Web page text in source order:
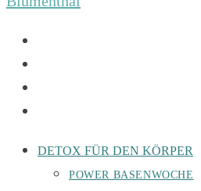
DETOX FÜR DEN KÖRPER
POWER BASENWOCHE